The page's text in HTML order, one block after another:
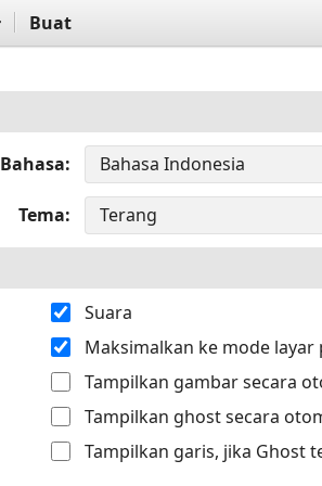
Buat
Bahasa
Tema
Suara
Maksimalkan ke mode layar
Tampilkan gambar secara
Tampilkan ghost secara
Tampilkan garis, jika Ghost